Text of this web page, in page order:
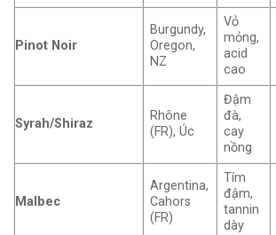
Pinot Noir
Burgundy,
Oregon,
NZ
Vỏ
mỏng,
acid
cao
Syrah/Shiraz
Rhône
(FR), Úc
Đậm
đà,
cay
nồng
Malbec
Argentina,
Cahors
(FR)
Tím
đậm,
tannin
dày